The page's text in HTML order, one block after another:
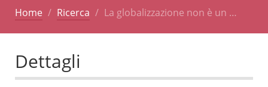
Home Ricerca La globalizzazione non è un …
Dettagli